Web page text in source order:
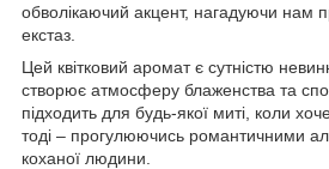
обволікаючий акцент, нагадуючи нам
екстаз.
Цей квітковий аромат є сутністю
створює атмосферу блаженства та
підходить для будь-якої миті, коли
тоді – прогулюючись романтичними
коханої людини.